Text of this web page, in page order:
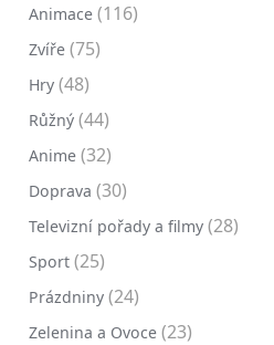
Animace (116)
Zvíře (75)
Hry (48)
Růžný (44)
Anime (32)
Doprava (30)
Televizní pořady a filmy (28)
Sport (25)
Prázdniny (24)
Zelenina a Ovoce (23)